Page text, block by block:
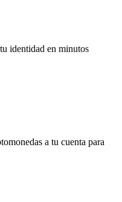
identidad en minutos
a tu cuenta para